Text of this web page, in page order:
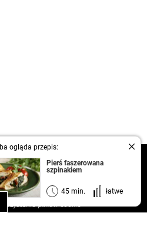
ogląda przepis:
Pierś faszerowana
szpinakiem
45 min. łatwe
kontakt
regulamin
o prywatności
plików cookie